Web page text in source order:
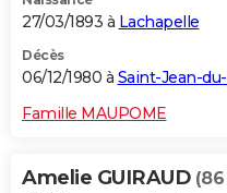
27/03/1893 à Lachapelle
Décès
06/12/1980 à Saint-Jean-
Famille MAUPOME
Amelie GUIRAUD